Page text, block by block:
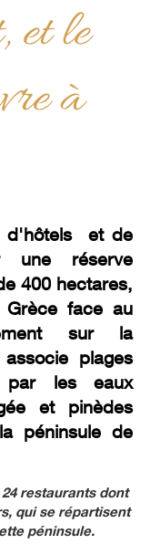
et le
à
d'hôtels et de
une réserve
400 hectares,
face au
sur la
plages
les eaux
et pinèdes
péninsule de
restaurants dont
qui se répartisent
péninsule.